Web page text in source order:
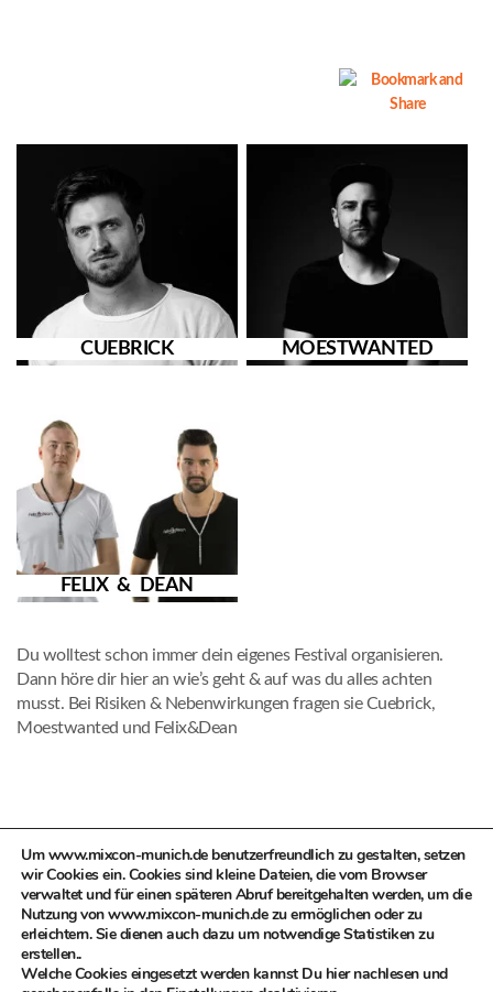
CUEBRICK MOESTWANTED
FELIX & DEAN
Du wolltest schon immer dein eigenes Festival organisieren.
Dann höre dir hier an wie’s geht & auf was du alles achten
musst. Bei Risiken & Nebenwirkungen fragen sie Cuebrick,
Moestwanted und Felix&Dean
PREV NEXT
Um www.mixcon-munich.de benutzerfreundlich zu gestalten, setzen
wir Cookies ein. Cookies sind kleine Dateien, die vom Browser
verwaltet und für einen späteren Abruf bereitgehalten werden, um die
Nutzung von www.mixcon-munich.de zu ermöglichen oder zu
erleichtern. Sie dienen auch dazu um notwendige Statistiken zu
erstellen..
Welche Cookies eingesetzt werden kannst Du hier nachlesen und